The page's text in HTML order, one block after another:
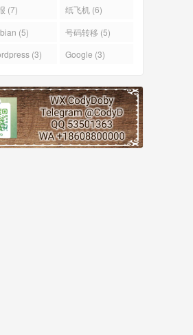
(7)
纸飞机 (6)
(5)
号码转移 (5)
(3) Google (3)